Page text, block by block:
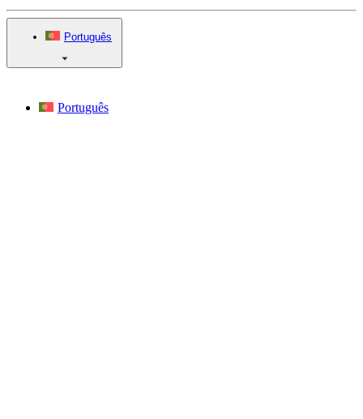
Português
Português